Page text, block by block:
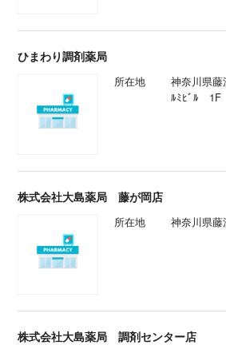
ひまわり調剤薬局
所在地
神奈川県
ﾙﾐﾋﾞﾙ 1F
株式会社大島薬局 藤が岡店
所在地 神奈川県藤
株式会社大島薬局 調剤センター店